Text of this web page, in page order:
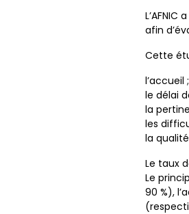
afin
Cette
l’accueil ;
le délai
la
les
la
Le taux
Le
90 %),